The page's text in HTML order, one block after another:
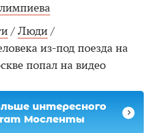
/ Люди /
из-под поезда на
попал на видео
интересного
Мосленты